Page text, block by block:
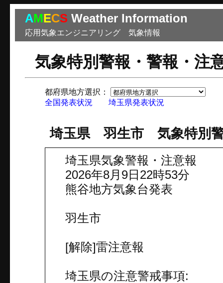
AMECS Weather Information
応用気象エンジニアリング 気象情報
気象特別警報・警報・注
都府県地方選択：
全国発表状況
埼玉県発表状況
埼玉県 羽生市 気象特別警
埼玉県気象警報・注意報
2026年8月9日22時53分
熊谷地方気象台発表
羽生市
[解除]雷注意報
埼玉県の注意警戒事項: